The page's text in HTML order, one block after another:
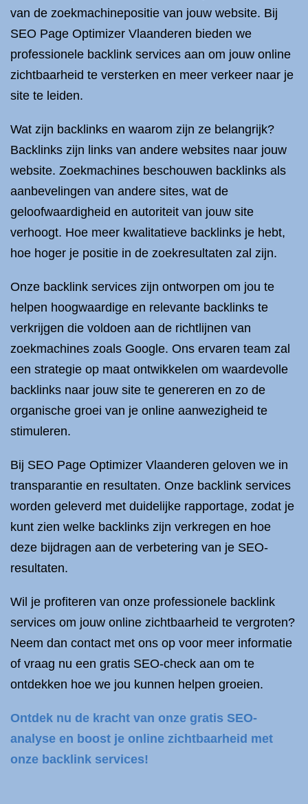
van de zoekmachinepositie van jouw website. Bij
SEO Page Optimizer Vlaanderen bieden we
professionele backlink services aan om jouw online
zichtbaarheid te versterken en meer verkeer naar je
site te leiden.
Wat zijn backlinks en waarom zijn ze belangrijk?
Backlinks zijn links van andere websites naar jouw
website. Zoekmachines beschouwen backlinks als
aanbevelingen van andere sites, wat de
geloofwaardigheid en autoriteit van jouw site
verhoogt. Hoe meer kwalitatieve backlinks je hebt,
hoe hoger je positie in de zoekresultaten zal zijn.
Onze backlink services zijn ontworpen om jou te
helpen hoogwaardige en relevante backlinks te
verkrijgen die voldoen aan de richtlijnen van
zoekmachines zoals Google. Ons ervaren team zal
een strategie op maat ontwikkelen om waardevolle
backlinks naar jouw site te genereren en zo de
organische groei van je online aanwezigheid te
stimuleren.
Bij SEO Page Optimizer Vlaanderen geloven we in
transparantie en resultaten. Onze backlink services
worden geleverd met duidelijke rapportage, zodat je
kunt zien welke backlinks zijn verkregen en hoe
deze bijdragen aan de verbetering van je SEO-
resultaten.
Wil je profiteren van onze professionele backlink
services om jouw online zichtbaarheid te vergroten?
Neem dan contact met ons op voor meer informatie
of vraag nu een gratis SEO-check aan om te
ontdekken hoe we jou kunnen helpen groeien.
Ontdek nu de kracht van onze gratis SEO-
analyse en boost je online zichtbaarheid met
onze backlink services!